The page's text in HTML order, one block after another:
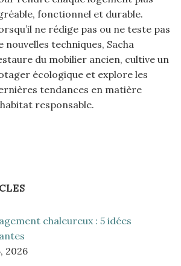
fonctionnel et durable.
ne rédige pas ou ne teste pas
nouvelles techniques, Sacha
du mobilier ancien, cultive un
écologique et explore les
tendances en matière
responsable.
chaleureux : 5 idées
2026